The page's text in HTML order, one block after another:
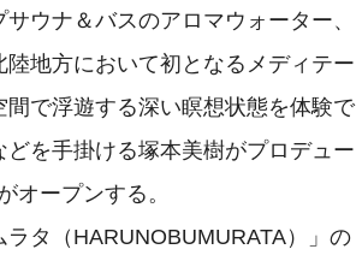
ウナ＆バスのアロマウォーター、
地方において初となるメディテー
で浮遊する深い瞑想状態を体験で
を手掛ける塚本美樹がプロデュー
オープンする。
タ（HARUNOBUMURATA）」の